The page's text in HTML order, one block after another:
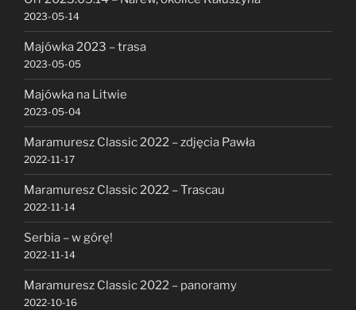
2023-05-14
Majówka 2023 – trasa
2023-05-05
Majówka na Litwie
2023-05-04
Maramuresz Classic 2022 – zdjęcia Pawła
2022-11-17
Maramuresz Classic 2022 – Trascau
2022-11-14
Serbia – w górę!
2022-11-14
Maramuresz Classic 2022 – panoramy
2022-10-16